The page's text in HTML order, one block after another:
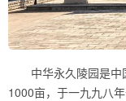
中华永久陵园是
1000亩，于一九九八